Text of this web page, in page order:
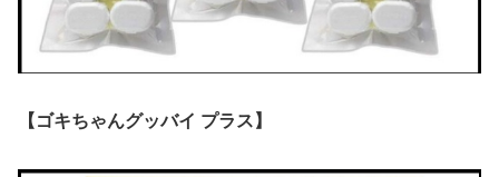
【ゴキちゃんグッバイ プラス】